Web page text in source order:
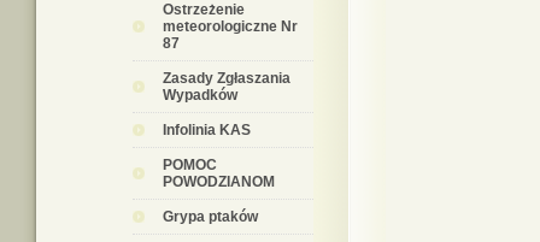
Ostrzeżenie
meteorologiczne Nr
87
Zasady Zgłaszania
Wypadków
Infolinia KAS
POMOC
POWODZIANOM
Grypa ptaków